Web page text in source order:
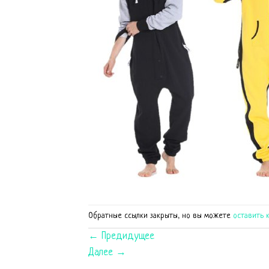
Обратные ссылки закрыты, но вы можете оставить
← Предидущее
Далее →